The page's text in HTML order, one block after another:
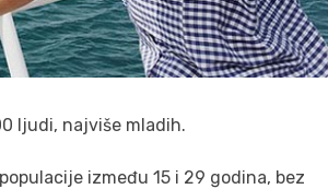
ljudi, najviše mladih.
između 15 i 29 godina, bez